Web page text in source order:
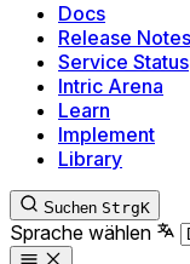
Docs
Release Notes
Service Status
Intric Arena
Learn
Implement
Library
Suchen StrgK
Sprache wählen